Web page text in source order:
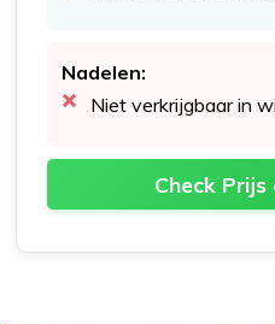
Nadelen:
Niet verkrijgbaar in
Check Prijs